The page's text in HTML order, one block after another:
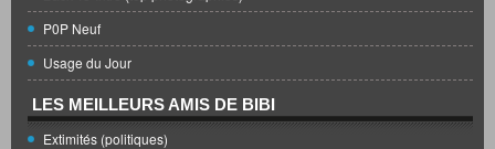
P0P Neuf
Usage du Jour
LES MEILLEURS AMIS DE BIBI
Extimités (politiques)